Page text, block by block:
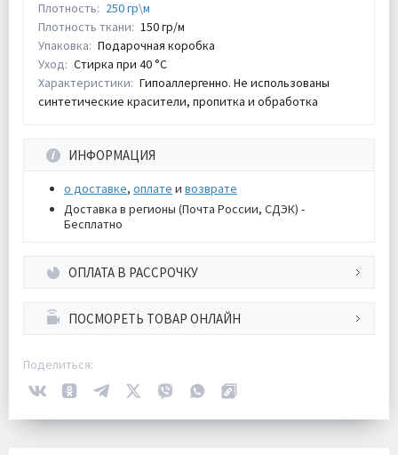
Плотность: 250 гр\м
Плотность ткани: 150 гр/м
Упаковка: Подарочная коробка
Уход: Стирка при 40 °С
Характеристики: Гипоаллергенно. Не использованы
синтетические красители, пропитка и обработка
ИНФОРМАЦИЯ
о доставке, оплате и возврате
Доставка в регионы (Почта России, СДЭК) -
Бесплатно
ОПЛАТА В РАССРОЧКУ
ПОСМОРЕТЬ ТОВАР ОНЛАЙН
Поделиться: